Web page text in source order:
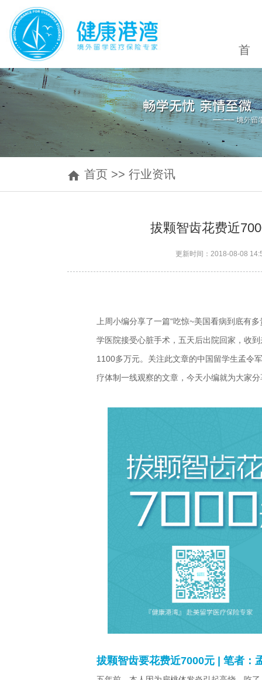
首
首页 >> 行业资讯
拔颗智齿花费近
更新时间：2018-08-08
上周小编分享了一篇“吃惊~美国看病到底有
学医院接受心脏手术，五天后出院回家，收
1100多万元。关注此文章的中国留学生孟令
疗体制一线观察的文章，今天小编就为大家
拔颗智齿要花费近7000元 | 笔者：